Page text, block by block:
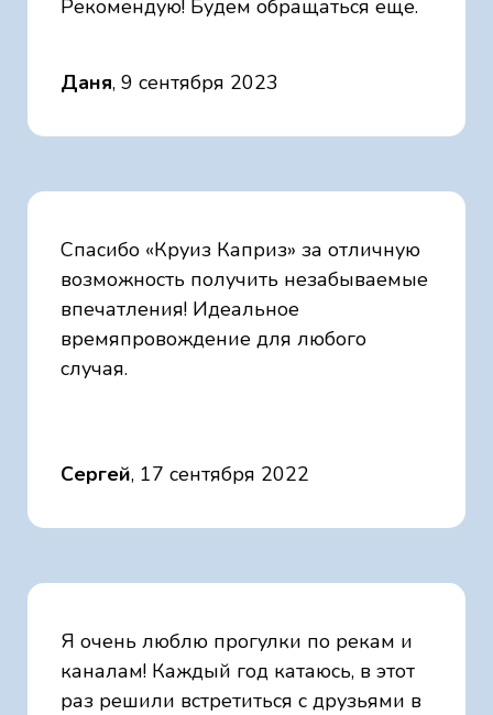
Рекомендую! Будем обращаться еще.
Даня, 9 сентября 2023
Спасибо «Круиз Каприз» за отличную
возможность получить незабываемые
впечатления! Идеальное
времяпровождение для любого
случая.
Сергей, 17 сентября 2022
Я очень люблю прогулки по рекам и
каналам! Каждый год катаюсь, в этот
раз решили встретиться с друзьями в